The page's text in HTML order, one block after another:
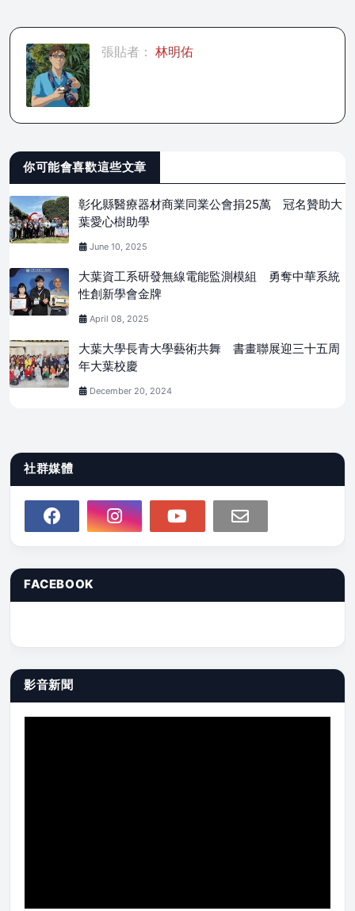
張貼者： 林明佑
你可能會喜歡這些文章
彰化縣醫療器材商業同業公會捐25萬 冠名贊助大
葉愛心樹助學
June 10, 2025
大葉資工系研發無線電能監測模組 勇奪中華系統
性創新學會金牌
April 08, 2025
大葉大學長青大學藝術共舞 書畫聯展迎三十五周
年大葉校慶
December 20, 2024
社群媒體
FACEBOOK
影音新聞